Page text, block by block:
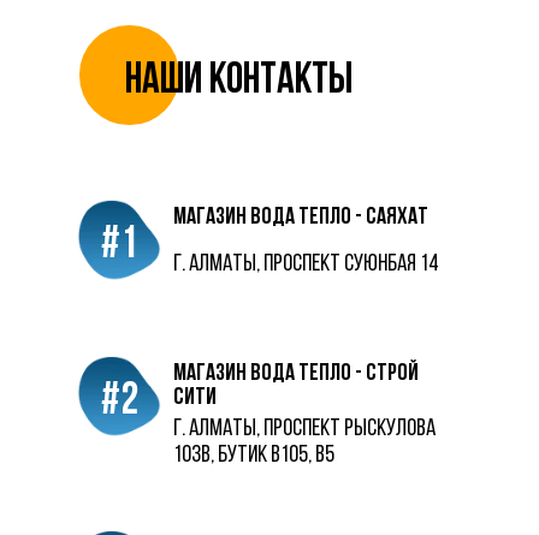
Наши контакты
магазин Вода Тепло - саяхат
#1 г. Алматы, проспект суюнбая 14
магазин вода тепло - строй
сити
#2
г. Алматы, проспект Рыскулова
103в, бутик в105, в5